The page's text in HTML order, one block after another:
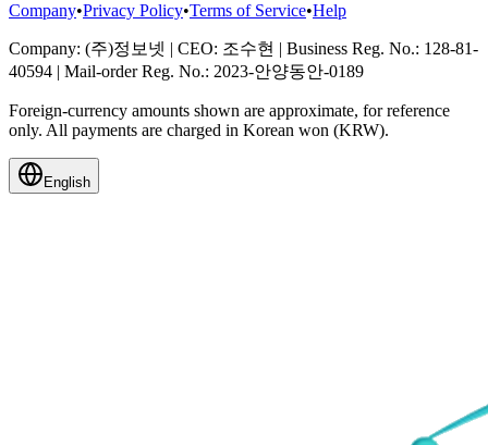
Company•Privacy Policy•Terms of Service•Help
Company: (주)정보넷 | CEO: 조수현 | Business Reg. No.: 128-81-
40594 | Mail-order Reg. No.: 2023-안양동안-0189
Foreign-currency amounts shown are approximate, for reference
only. All payments are charged in Korean won (KRW).
English